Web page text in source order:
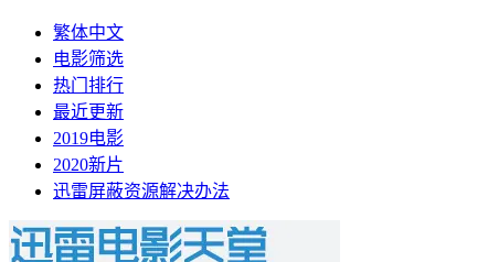
繁体中文
电影筛选
热门排行
最近更新
2019电影
2020新片
迅雷屏蔽资源解决办法